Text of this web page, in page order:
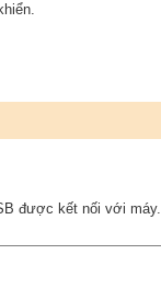
được kết nối với máy.